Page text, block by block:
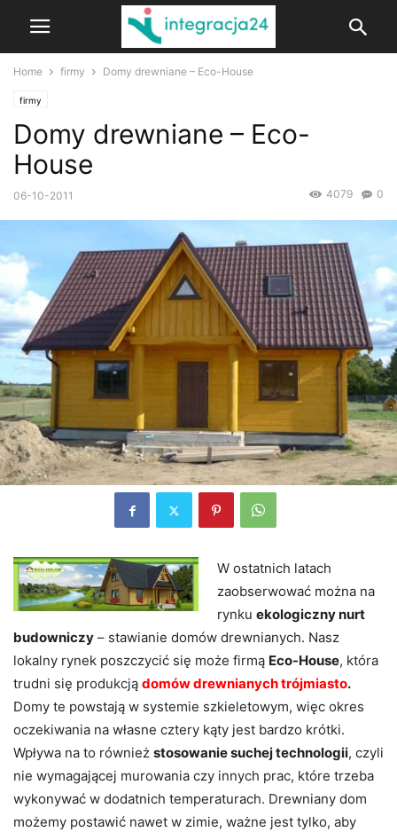
Home firmy Domy drewniane – Eco-House
firmy
Domy drewniane – Eco-
House
06-10-2011 0
4079
W ostatnich latach
zaobserwować można na
rynku ekologiczny nurt
budowniczy – stawianie domów drewnianych. Nasz
lokalny rynek poszczycić się może firmą Eco-House, która
trudni się produkcją domów drewnianych trójmiasto.
Domy te powstają w systemie szkieletowym, więc okres
oczekiwania na własne cztery kąty jest bardzo krótki.
Wpływa na to również stosowanie suchej technologii, czyli
nie wymagającej murowania czy innych prac, które trzeba
wykonywać w dodatnich temperaturach. Drewniany dom
możemy postawić nawet w zimie, ważne jest tylko, aby